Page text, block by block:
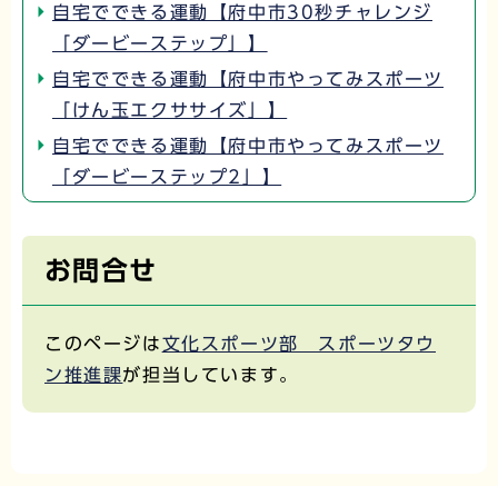
自宅でできる運動【府中市30秒チャレンジ
「ダービーステップ」】
自宅でできる運動【府中市やってみスポーツ
「けん玉エクササイズ」】
自宅でできる運動【府中市やってみスポーツ
「ダービーステップ2」】
お問合せ
このページは文化スポーツ部 スポーツタウ
ン推進課が担当しています。